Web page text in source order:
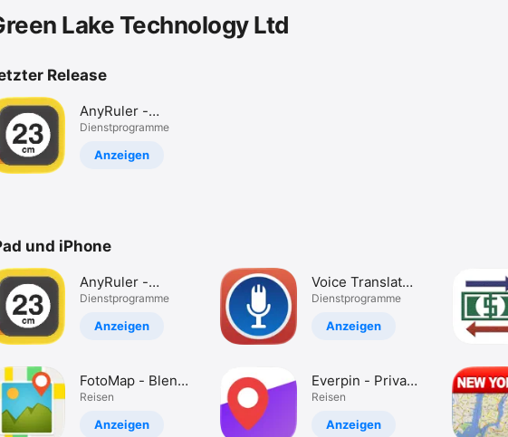
Lake Technology Ltd
Release
AnyRuler -
Measure
Anything
Dienst­programme
Anzeigen
und iPhone
AnyRuler -
Measure
Anything
Dienst­programme
Anzeigen
FotoMap - Blend
Photo into Map
Reisen
Anzeigen
Voice Translator
Übersetzen
Dienst­programme
Anzeigen
Everpin - Private
Map Journal
Reisen
Anzeigen